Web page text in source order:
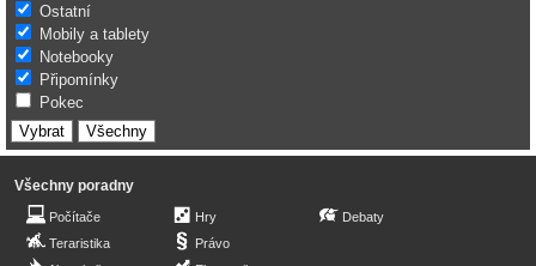
Ostatní
Mobily a tablety
Notebooky
Připomínky
Pokec
Všechny poradny
Počítače
Teraristika
Hry
Právo
Debaty